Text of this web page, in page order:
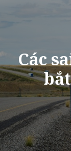
Các